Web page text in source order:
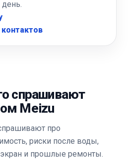
спрашивают
Meizu
про
риски после воды,
и прошлые ремонты.